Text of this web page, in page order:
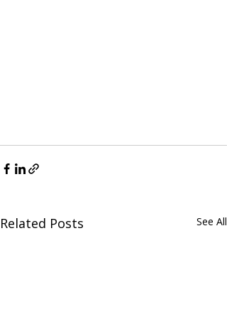
Related Posts See All